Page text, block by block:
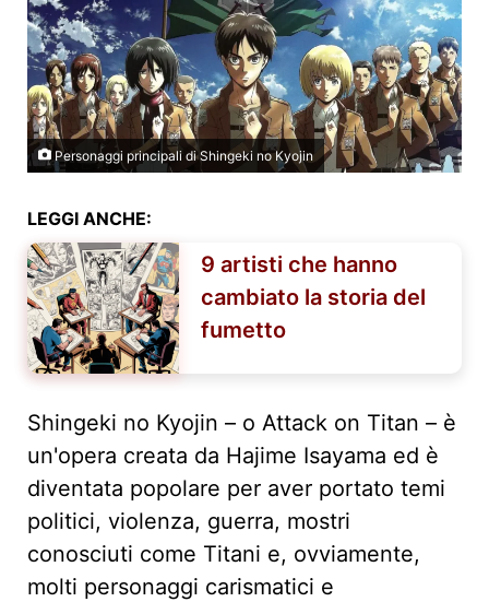
Personaggi principali di Shingeki no Kyojin
LEGGI ANCHE:
9 artisti che hanno
cambiato la storia del
fumetto
Shingeki no Kyojin – o Attack on Titan – è
un'opera creata da Hajime Isayama ed è
diventata popolare per aver portato temi
politici, violenza, guerra, mostri
conosciuti come Titani e, ovviamente,
molti personaggi carismatici e